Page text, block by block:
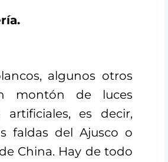
algunos otros
montón de luces
es decir,
faldas del Ajusco o
China. Hay de todo